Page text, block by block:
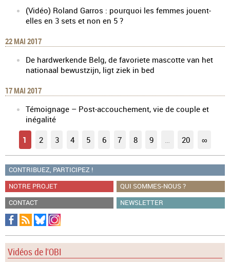
(Vidéo) Roland Garros : pourquoi les femmes jouent-
elles en 3 sets et non en 5 ?
22 MAI 2017
De hardwerkende Belg, de favoriete mascotte van het
nationaal bewustzijn, ligt ziek in bed
17 MAI 2017
Témoignage – Post-accouchement, vie de couple et
inégalité
1
2 3 4 5 6 7 8 9 20 ∞
CONTRIBUEZ, PARTICIPEZ !
NOTRE PROJET
QUI SOMMES-NOUS ?
CONTACT
NEWSLETTER
Vidéos de l'OBI